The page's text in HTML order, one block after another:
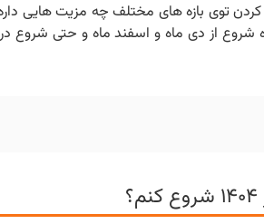
توی بازه های مختلف چه مزیت هایی داره
های مختلف برنامه ریزی، موفقیت در کنکور ۱۴۰۴، نحوه شروع از دی